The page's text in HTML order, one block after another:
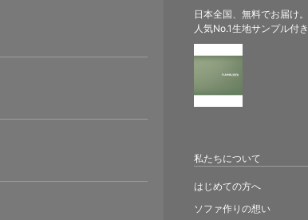
日本全国、無料でお届け。
人気No.1生地サンプル付き
私たちについて
はじめての方へ
ソファ作りの想い